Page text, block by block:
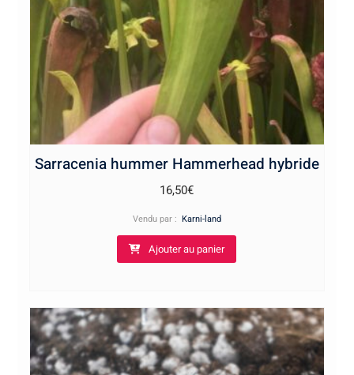
Sarracenia hummer Hammerhead hybride
16,50€
Vendu par : Karni-land
Ajouter au panier